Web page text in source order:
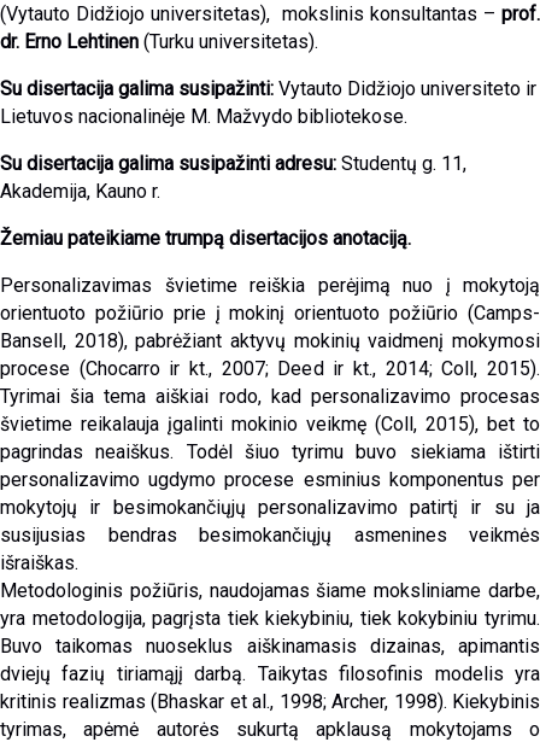
(Vytauto Didžiojo universitetas), mokslinis konsultantas – prof.
dr. Erno Lehtinen (Turku universitetas).
Su disertacija galima susipažinti: Vytauto Didžiojo universiteto ir
Lietuvos nacionalinėje M. Mažvydo bibliotekose.
Su disertacija galima susipažinti adresu: Studentų g. 11,
Akademija, Kauno r.
Žemiau pateikiame trumpą disertacijos anotaciją.
Personalizavimas švietime reiškia perėjimą nuo į mokytoją
orientuoto požiūrio prie į mokinį orientuoto požiūrio (Camps-
Bansell, 2018), pabrėžiant aktyvų mokinių vaidmenį mokymosi
procese (Chocarro ir kt., 2007; Deed ir kt., 2014; Coll, 2015).
Tyrimai šia tema aiškiai rodo, kad personalizavimo procesas
švietime reikalauja įgalinti mokinio veikmę (Coll, 2015), bet to
pagrindas neaiškus. Todėl šiuo tyrimu buvo siekiama ištirti
personalizavimo ugdymo procese esminius komponentus per
mokytojų ir besimokančiųjų personalizavimo patirtį ir su ja
susijusias bendras besimokančiųjų asmenines veikmės
išraiškas.
Metodologinis požiūris, naudojamas šiame moksliniame darbe,
yra metodologija, pagrįsta tiek kiekybiniu, tiek kokybiniu tyrimu.
Buvo taikomas nuoseklus aiškinamasis dizainas, apimantis
dviejų fazių tiriamąjį darbą. Taikytas filosofinis modelis yra
kritinis realizmas (Bhaskar et al., 1998; Archer, 1998). Kiekybinis
tyrimas, apėmė autorės sukurtą apklausą mokytojams o